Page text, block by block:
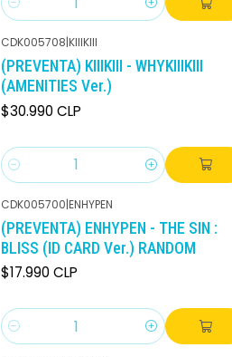
Cantidad
CDK005708|KIIIKIII
(PREVENTA) KIIIKIII - WHYKIIIKIII
(AMENITIES Ver.)
$30.990 CLP
Cantidad
CDK005700|ENHYPEN
(PREVENTA) ENHYPEN - THE SIN :
BLISS (ID CARD Ver.) RANDOM
$17.990 CLP
Cantidad